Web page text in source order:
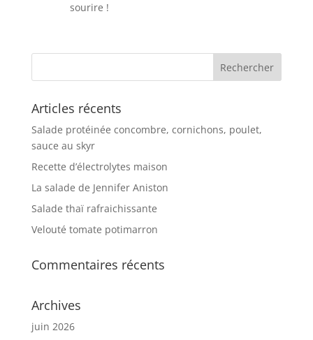
sourire !
Articles récents
Salade protéinée concombre, cornichons, poulet,
sauce au skyr
Recette d’électrolytes maison
La salade de Jennifer Aniston
Salade thaï rafraichissante
Velouté tomate potimarron
Commentaires récents
Archives
juin 2026